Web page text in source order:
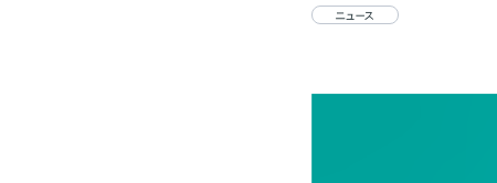
ニュース